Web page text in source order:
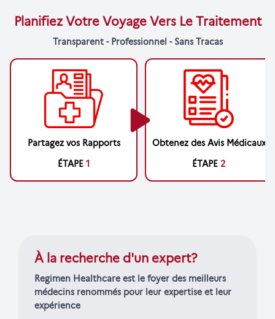
Planifiez Votre Voyage Vers Le Traitement
Transparent - Professionnel - Sans Tracas
Partagez vos Rapports
ÉTAPE 1
Obtenez des Avis Médicaux
ÉTAPE 2
À la recherche d'un expert?
Regimen Healthcare est le foyer des meilleurs
médecins renommés pour leur expertise et leur
expérience